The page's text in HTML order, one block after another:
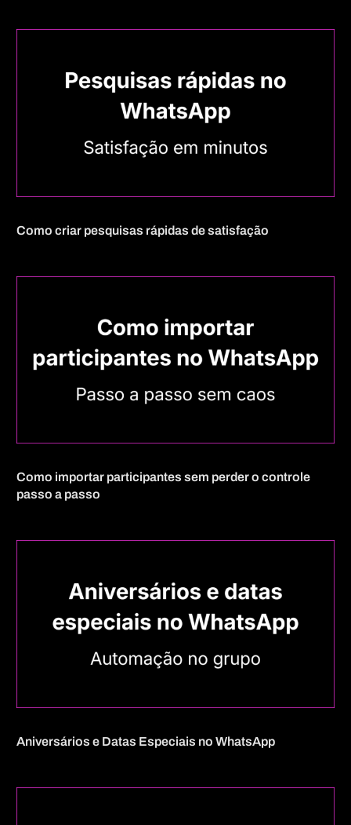
Como criar pesquisas rápidas de satisfação
Como importar participantes sem perder o controle
passo a passo
Aniversários e Datas Especiais no WhatsApp